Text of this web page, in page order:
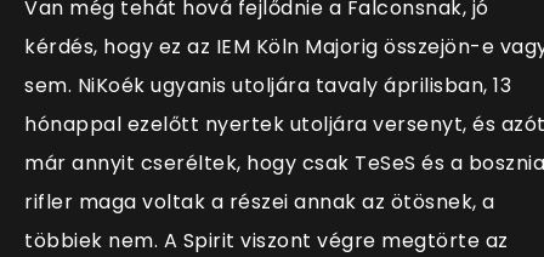
Van még tehát hová fejlődnie a Falconsnak, jó
kérdés, hogy ez az IEM Köln Majorig összejön-e
sem. NiKoék ugyanis utoljára tavaly áprilisban, 13
hónappal ezelőtt nyertek utoljára versenyt, és
már annyit cseréltek, hogy csak TeSeS és a
rifler maga voltak a részei annak az ötösnek, a
többiek nem. A Spirit viszont végre megtörte az